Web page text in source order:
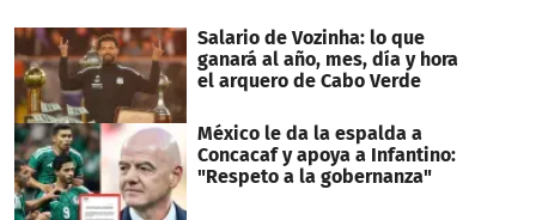
Salario de Vozinha: lo que
ganará al año, mes, día y hora
el arquero de Cabo Verde
México le da la espalda a
Concacaf y apoya a Infantino:
"Respeto a la gobernanza"